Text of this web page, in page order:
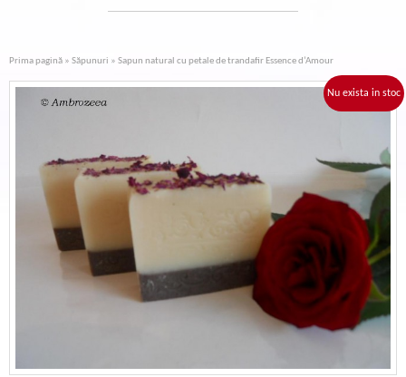
Prima pagină » Săpunuri » Sapun natural cu petale de trandafir Essence d’Amour
Nu exista in stoc